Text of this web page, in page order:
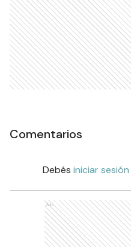
Comentarios
Debés iniciar sesión
Ads